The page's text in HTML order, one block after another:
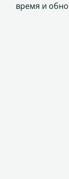
время и